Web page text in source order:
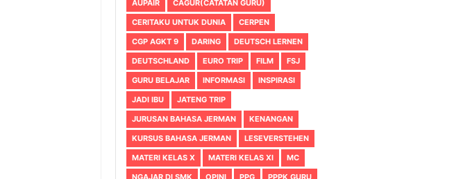
AUPAIR
CAGUR(CATATAN GURU)
CERITAKU UNTUK DUNIA
CERPEN
CGP AGKT 9
DARING
DEUTSCH LERNEN
DEUTSCHLAND
EURO TRIP FILM
FSJ
GURU BELAJAR
INFORMASI
INSPIRASI
JADI IBU
JATENG TRIP
JURUSAN BAHASA JERMAN
KENANGAN
KURSUS BAHASA JERMAN
LESEVERSTEHEN
MATERI KELAS X
MATERI KELAS XI
MC
NGAJAR DI SMK
OPINI PPG
PPPK GURU